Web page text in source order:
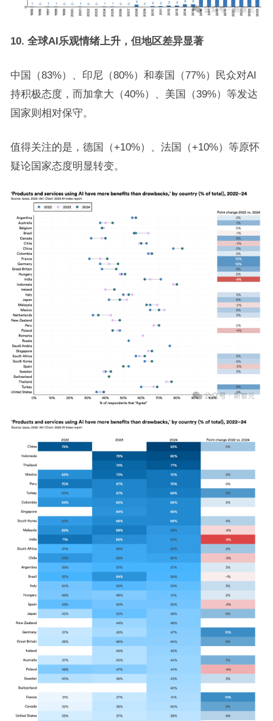
10. 全球AI乐观情绪上升，但地区差异显著
中国（83%）、印尼（80%）和泰国（77%）民众对AI
持积极态度，而加拿大（40%）、美国（39%）等发达
国家则相对保守。
值得关注的是，德国（+10%）、法国（+10%）等原怀
疑论国家态度明显转变。